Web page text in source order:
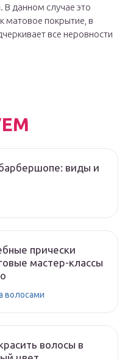
В данном случае это
матовое покрытие, в
все неровности
виды и
прически
мастер-классы
волосами
волосы в